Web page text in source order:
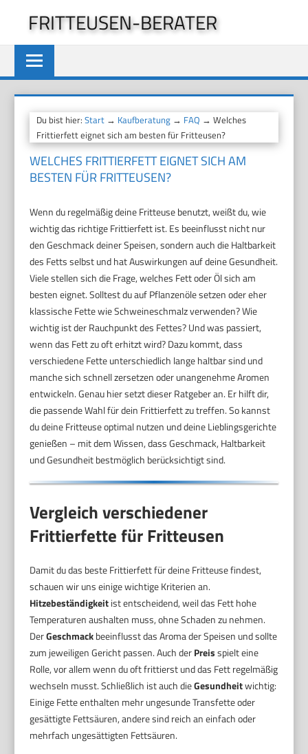
springen
FRITTEUSEN-BERATER
Du bist hier:Start → Kaufberatung → FAQ → Welches
Frittierfett eignet sich am besten für Fritteusen?
WELCHES FRITTIERFETT EIGNET SICH AM
BESTEN FÜR FRITTEUSEN?
Wenn du regelmäßig deine Fritteuse benutzt, weißt du, wie
wichtig das richtige Frittierfett ist. Es beeinflusst nicht nur
den Geschmack deiner Speisen, sondern auch die Haltbarkeit
des Fetts selbst und hat Auswirkungen auf deine Gesundheit.
Viele stellen sich die Frage, welches Fett oder Öl sich am
besten eignet. Solltest du auf Pflanzenöle setzen oder eher
klassische Fette wie Schweineschmalz verwenden? Wie
wichtig ist der Rauchpunkt des Fettes? Und was passiert,
wenn das Fett zu oft erhitzt wird? Dazu kommt, dass
verschiedene Fette unterschiedlich lange haltbar sind und
manche sich schnell zersetzen oder unangenehme Aromen
entwickeln. Genau hier setzt dieser Ratgeber an. Er hilft dir,
die passende Wahl für dein Frittierfett zu treffen. So kannst
du deine Fritteuse optimal nutzen und deine Lieblingsgerichte
genießen – mit dem Wissen, dass Geschmack, Haltbarkeit
und Gesundheit bestmöglich berücksichtigt sind.
Vergleich verschiedener
Frittierfette für Fritteusen
Damit du das beste Frittierfett für deine Fritteuse findest,
schauen wir uns einige wichtige Kriterien an.
Hitzebeständigkeitist entscheidend, weil das Fett hohe
Temperaturen aushalten muss, ohne Schaden zu nehmen.
DerGeschmackbeeinflusst das Aroma der Speisen und sollte
zum jeweiligen Gericht passen. Auch derPreisspielt eine
Rolle, vor allem wenn du oft frittierst und das Fett regelmäßig
wechseln musst. Schließlich ist auch dieGesundheitwichtig:
Einige Fette enthalten mehr ungesunde Transfette oder
gesättigte Fettsäuren, andere sind reich an einfach oder
mehrfach ungesättigten Fettsäuren.